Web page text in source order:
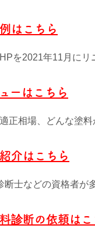
はこちら
を2021年11月に
ーはこちら
正相場、どんな塗
介はこちら
断士などの資格者が
診断の依頼はこ